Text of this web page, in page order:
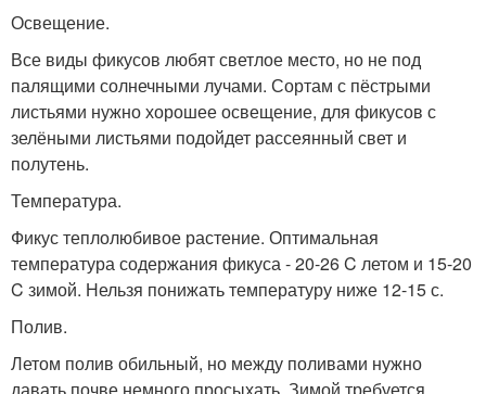
Освещение.
Все виды фикусов любят светлое место, но не под
палящими солнечными лучами. Сортам с пёстрыми
листьями нужно хорошее освещение, для фикусов с
зелёными листьями подойдет рассеянный свет и
полутень.
Температура.
Фикус теплолюбивое растение. Оптимальная
температура содержания фикуса - 20-26 C летом и 15-20
C зимой. Нельзя понижать температуру ниже 12-15 с.
Полив.
Летом полив обильный, но между поливами нужно